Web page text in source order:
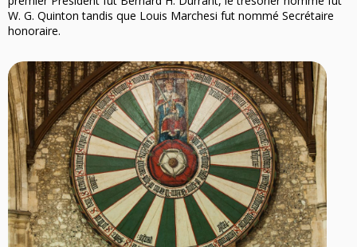
W. G. Quinton tandis que Louis Marchesi fut nommé Secrétaire
honoraire.